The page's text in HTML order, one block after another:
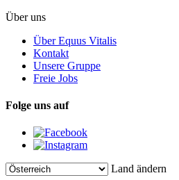
Über uns
Über Equus Vitalis
Kontakt
Unsere Gruppe
Freie Jobs
Folge uns auf
Land ändern